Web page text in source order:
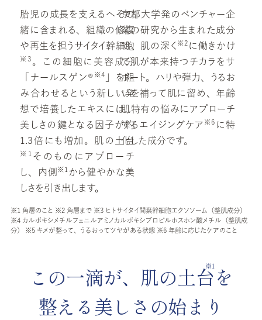
胎児の成長を支えるへその
緒に含まれる、組織の修復
や再生を担う サイタイ幹細胞
※3 。この細胞に美容成分
「ナールスゲン® ※4
」を組
み合わせるという新しい発
想で培養したエキスには、
美しさの鍵となる因子が約
1.3倍にも増加。肌の 土台
※1そのものにアプローチ
し、内側 ※1から健やかな美
しさを引き出します。
京都大学発のベンチャー企
業の研究から生まれた成分
で、肌の 深く ※2 に働きかけ
て肌が本来持つチカラをサ
ポート。ハリや弾力、うるお
いを補って肌に留め、年齢
肌特有の悩みにアプローチ
するエイジングケア ※6 に特
化した成分です。
※1 角層のこと ※2 角層まで ※3 ヒトサイタイ間葉幹細胞エクソソーム（整肌成分）
※4 カルボキシメチルフェニルアミノカルボキシプロピルホスホン酸メチル（整肌成
分） ※5 キメが整って、うるおってツヤがある状態 ※6 年齢に応じたケアのこと
この一滴が、肌の土台
※1を
整える美しさの始まり